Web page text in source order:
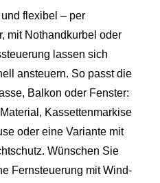
flexibel – per
mit Nothandkurbel oder
lassen sich
ansteuern. So passt die
Balkon oder Fenster:
Kassettenmarkise
oder eine Variante mit
Wünschen Sie
Fernsteuerung mit Wind-